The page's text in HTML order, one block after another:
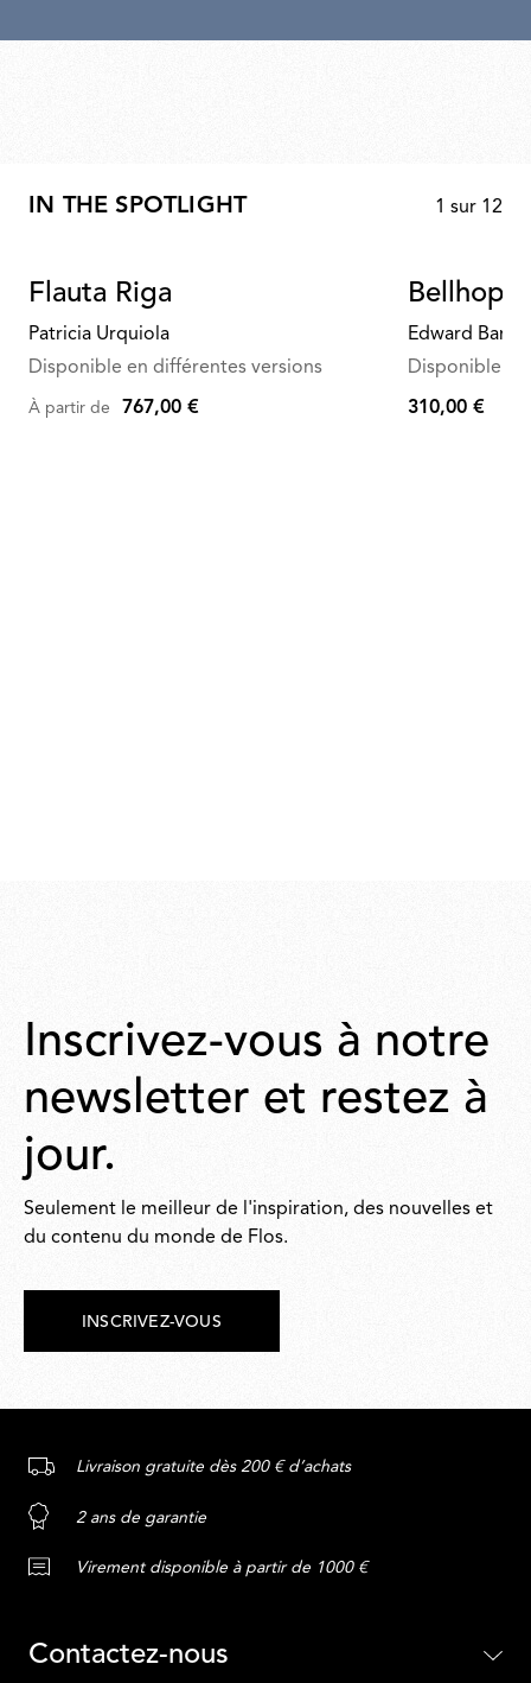
IN THE SPOTLIGHT 1 sur 12
Flauta Riga
Patricia Urquiola
Disponible en différentes versions
À partir de 767,00 €
Bellhop
Edward
Disponible
310,00
310,00 €
Inscrivez-vous à notre
newsletter et restez à
jour.
Seulement le meilleur de l'inspiration, des nouvelles et
du contenu du monde de Flos.
INSCRIVEZ-VOUS
Livraison gratuite dès 200 € d’achats
2 ans de garantie
Virement disponible à partir de 1000 €
Contactez-nous